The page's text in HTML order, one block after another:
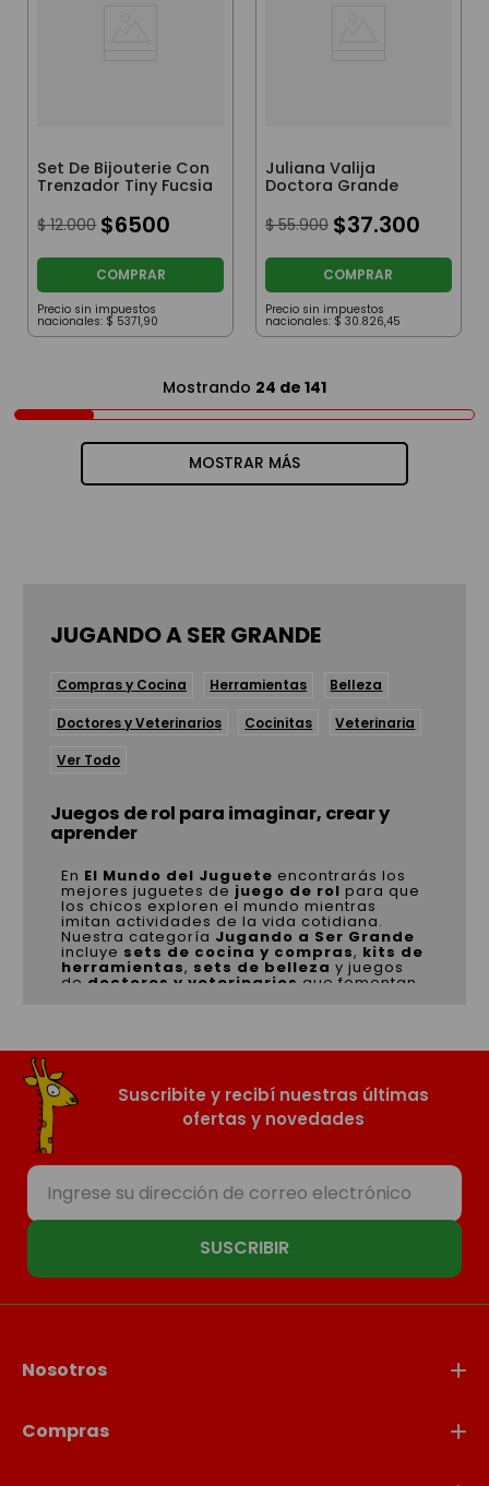
Set De Bijouterie Con
Trenzador Tiny Fucsia
$ 12.000 $6500
COMPRAR
Precio sin impuestos
nacionales: $ 5371,90
Juliana Valija
Doctora Grande
$ 55.900 $37.300
COMPRAR
Precio sin impuestos
nacionales: $ 30.826,45
Mostrando 24 de 141
MOSTRAR MÁS
JUGANDO A SER GRANDE
Compras y Cocina Herramientas Belleza
Doctores y Veterinarios Cocinitas Veterinaria
Ver Todo
Juegos de rol para imaginar, crear y
aprender
En El Mundo del Juguete encontrarás los
mejores juguetes de juego de rol para que
los chicos exploren el mundo mientras
imitan actividades de la vida cotidiana.
Nuestra categoría Jugando a Ser Grande
incluye sets de cocina y compras, kits de
herramientas, sets de belleza y juegos
de doctores y veterinarios que fomentan
chicos recrean situaciones reales de
manera divertida.
Explorá la colección completa y encontrá el
kit perfecto para acompañar su
Suscribite y recibí nuestras últimas
ofertas y novedades
SUSCRIBIR
Nosotros
Compras